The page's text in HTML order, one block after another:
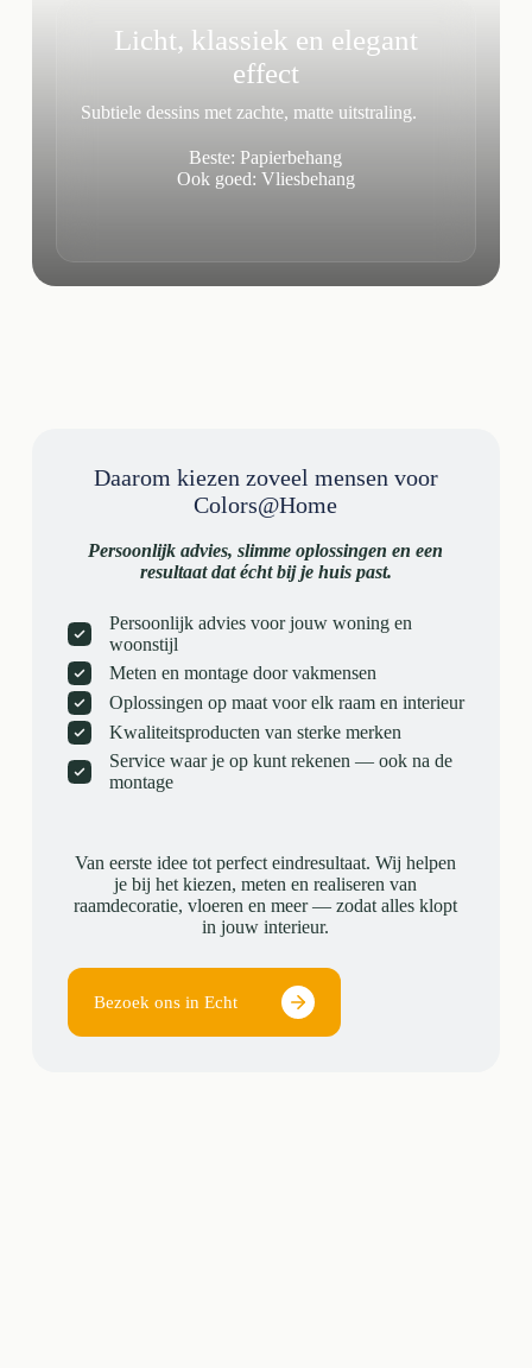
Licht, klassiek en elegant
effect
Subtiele dessins met zachte, matte uitstraling.
Beste: Papierbehang
Ook goed: Vliesbehang
Daarom kiezen zoveel mensen voor
Colors@Home
Persoonlijk advies, slimme oplossingen en een
resultaat dat écht bij je huis past.
Persoonlijk advies voor jouw woning en
woonstijl
Meten en montage door vakmensen
Oplossingen op maat voor elk raam en interieur
Kwaliteitsproducten van sterke merken
Service waar je op kunt rekenen — ook na de
montage
Van eerste idee tot perfect eindresultaat. Wij helpen
je bij het kiezen, meten en realiseren van
raamdecoratie, vloeren en meer — zodat alles klopt
in jouw interieur.
Bezoek ons in Echt